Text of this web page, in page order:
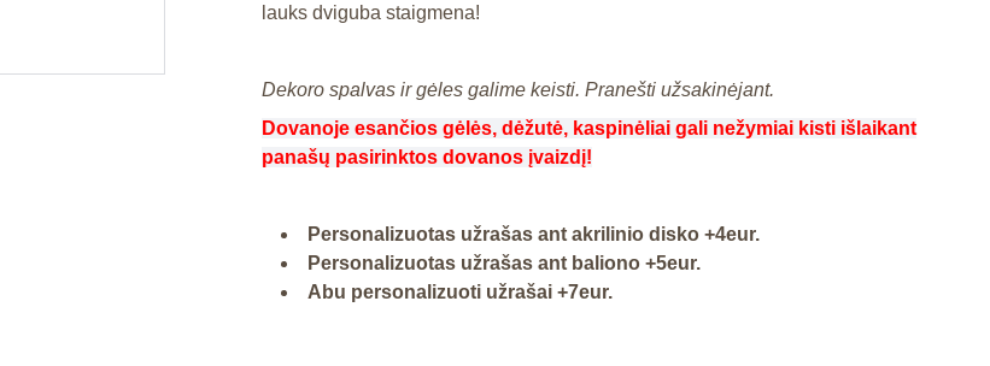
lauks dviguba staigmena!
Dekoro spalvas ir gėles galime keisti. Pranešti užsakinėjant.
Dovanoje esančios gėlės, dėžutė, kaspinėliai gali nežymiai kisti išlaikant
panašų pasirinktos dovanos įvaizdį!
Personalizuotas užrašas ant akrilinio disko +4eur.
Personalizuotas užrašas ant baliono +5eur.
Abu personalizuoti užrašai +7eur.